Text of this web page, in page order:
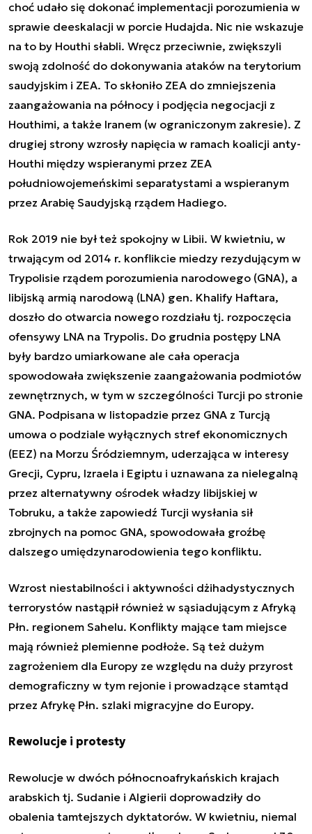
choć udało się dokonać implementacji porozumienia w
sprawie deeskalacji w porcie Hudajda. Nic nie wskazuje
na to by Houthi słabli. Wręcz przeciwnie, zwiększyli
swoją zdolność do dokonywania ataków na terytorium
saudyjskim i ZEA. To skłoniło ZEA do zmniejszenia
zaangażowania na północy i podjęcia negocjacji z
Houthimi, a także Iranem (w ograniczonym zakresie). Z
drugiej strony wzrosły napięcia w ramach koalicji anty-
Houthi między wspieranymi przez ZEA
południowojemeńskimi separatystami a wspieranym
przez Arabię Saudyjską rządem Hadiego.
Rok 2019 nie był też spokojny w Libii. W kwietniu, w
trwającym od 2014 r. konflikcie miedzy rezydującym w
Trypolisie rządem porozumienia narodowego (GNA), a
libijską armią narodową (LNA) gen. Khalify Haftara,
doszło do otwarcia nowego rozdziału tj. rozpoczęcia
ofensywy LNA na Trypolis. Do grudnia postępy LNA
były bardzo umiarkowane ale cała operacja
spowodowała zwiększenie zaangażowania podmiotów
zewnętrznych, w tym w szczególności Turcji po stronie
GNA. Podpisana w listopadzie przez GNA z Turcją
umowa o podziale wyłącznych stref ekonomicznych
(EEZ) na Morzu Śródziemnym, uderzająca w interesy
Grecji, Cypru, Izraela i Egiptu i uznawana za nielegalną
przez alternatywny ośrodek władzy libijskiej w
Tobruku, a także zapowiedź Turcji wysłania sił
zbrojnych na pomoc GNA, spowodowała groźbę
dalszego umiędzynarodowienia tego konfliktu.
Wzrost niestabilności i aktywności dżihadystycznych
terrorystów nastąpił również w sąsiadującym z Afryką
Płn. regionem Sahelu. Konflikty mające tam miejsce
mają również plemienne podłoże. Są też dużym
zagrożeniem dla Europy ze względu na duży przyrost
demograficzny w tym rejonie i prowadzące stamtąd
przez Afrykę Płn. szlaki migracyjne do Europy.
Rewolucje i protesty
Rewolucje w dwóch północnoafrykańskich krajach
arabskich tj. Sudanie i Algierii doprowadziły do
obalenia tamtejszych dyktatorów. W kwietniu, niemal